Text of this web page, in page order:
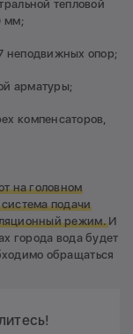
тепловой
мм;
неподвижных опор;
арматуры;
компенсаторов,
на головном
подачи
режим.И
города вода будет
обращаться